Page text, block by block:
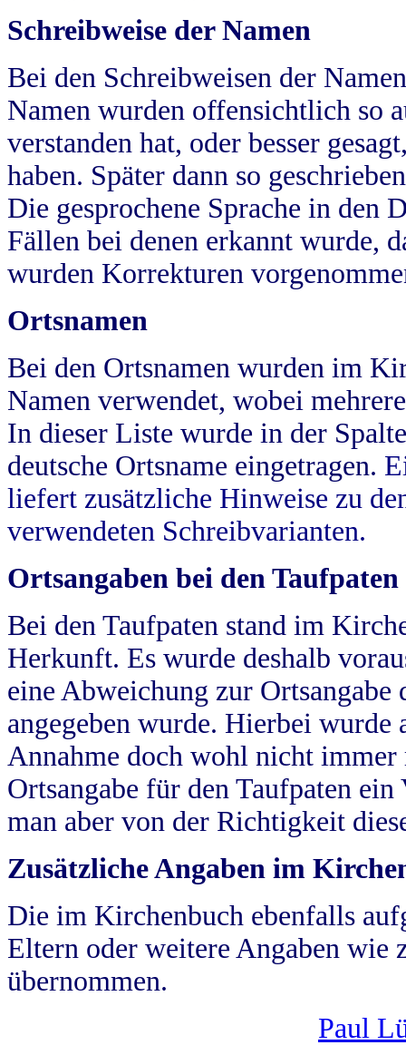
Schreibweise der Namen
Bei den Schreibweisen der
Namen wurden offensichtlich so
verstanden hat, oder besser
haben. Später dann so
Die gesprochene Sprache in
Fällen bei denen erkannt wurde,
wurden Korrekturen
Ortsnamen
Bei den Ortsnamen wurden im
Namen verwendet, wobei
In dieser Liste wurde in der
deutsche Ortsname eingetragen.
liefert zusätzliche Hinweise zu
verwendeten Schreibvarianten.
Ortsangaben bei den Taufpaten
Bei den Taufpaten stand im
Herkunft. Es wurde deshalb
eine Abweichung zur
angegeben wurde. Hierbei wurde
Annahme doch wohl nicht
Ortsangabe für den Taufpaten
man aber von der Richtigkeit
Zusätzliche Angaben im
Die im Kirchenbuch ebenfalls
Eltern oder weitere Angaben wie
übernommen.
Paul